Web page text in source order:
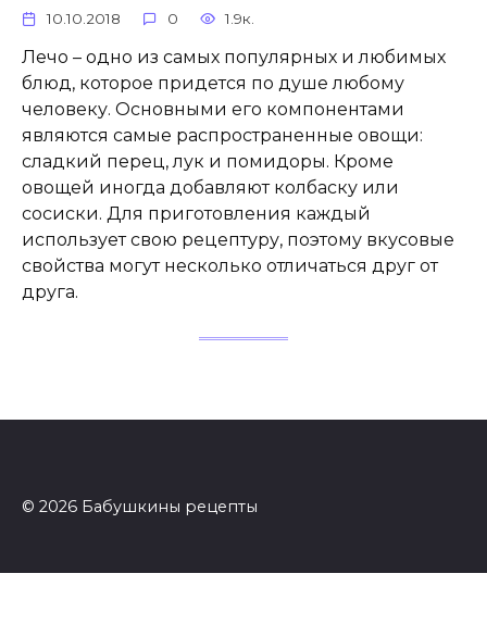
10.10.2018 0 1.9к.
Лечо – одно из самых популярных и любимых
блюд, которое придется по душе любому
человеку. Основными его компонентами
являются самые распространенные овощи:
сладкий перец, лук и помидоры. Кроме
овощей иногда добавляют колбаску или
сосиски. Для приготовления каждый
использует свою рецептуру, поэтому вкусовые
свойства могут несколько отличаться друг от
друга.
© 2026 Бабушкины рецепты